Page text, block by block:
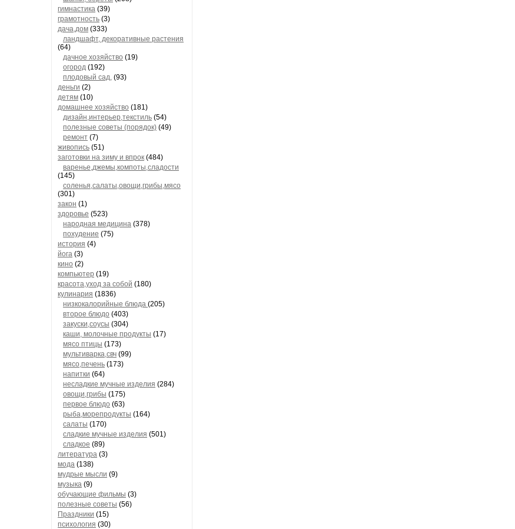
гимнастика (39)
грамотность (3)
дача,дом (333)
ландшафт, декоративные растения
(64)
дачное хозяйство (19)
огород (192)
плодовый сад, (93)
деньги (2)
детям (10)
домашнее хозяйство (181)
дизайн,интерьер,текстиль (54)
полезные советы (порядок) (49)
ремонт (7)
живопись (51)
заготовки на зиму и впрок (484)
варенье,джемы,компоты,сладости
(145)
соленья,салаты,овощи,грибы,мясо
(301)
закон (1)
здоровье (523)
народная медицина (378)
похудение (75)
история (4)
йога (3)
кино (2)
компьютер (19)
красота,уход за собой (180)
кулинария (1836)
низкокалорийные блюда (205)
второе блюдо (403)
закуски,соусы (304)
каши, молочные продукты (17)
мясо птицы (173)
мультиварка,свч (99)
мясо,печень (173)
напитки (64)
несладкие мучные изделия (284)
овощи,грибы (175)
первое блюдо (63)
рыба,морепродукты (164)
салаты (170)
сладкие мучные изделия (501)
сладкое (89)
литература (3)
мода (138)
мудрые мысли (9)
музыка (9)
обучающие фильмы (3)
полезные советы (56)
Праздники (15)
психология (30)